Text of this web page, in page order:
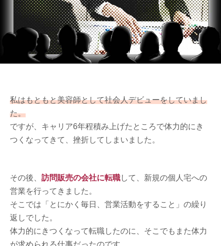
私はもともと美容師として社会人デビューをしていまし
た。
ですが、キャリア6年程積み上げたところで体力的にき
つくなってきて、挫折してしまいました。
その後、 訪問販売の会社に転職して、新規の個人宅への
営業を行ってきました。
そこでは「とにかく毎日、営業活動をすること」の繰り
返しでした。
体力的にきつくなって転職したのに、そこでもまた体力
が求められる仕事だったのです。